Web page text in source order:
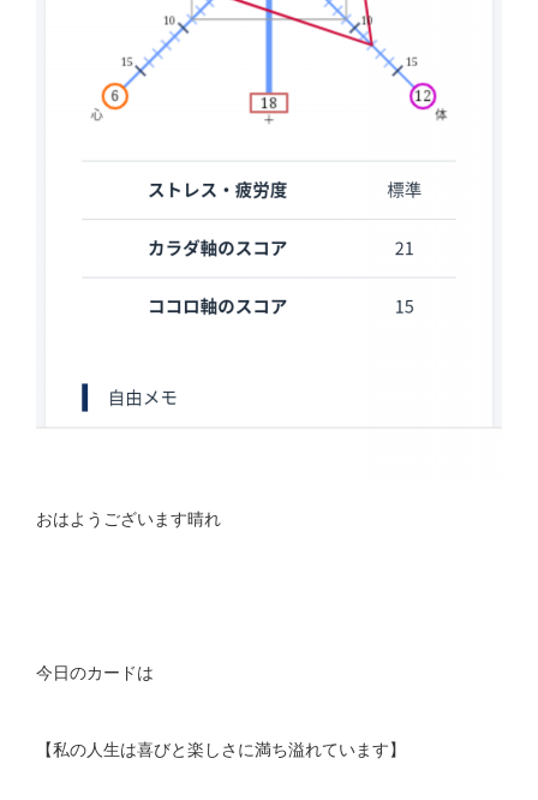
おはようございます晴れ
今日のカードは
【私の人生は喜びと楽しさに満ち溢れています】